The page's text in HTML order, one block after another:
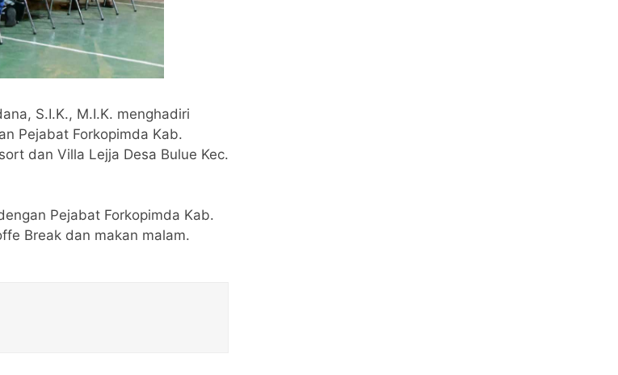
S.I.K., M.I.K. menghadiri
Pejabat Forkopimda Kab.
dan Villa Lejja Desa Bulue Kec.
Pejabat Forkopimda Kab.
Break dan makan malam.